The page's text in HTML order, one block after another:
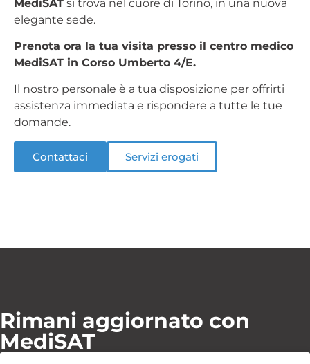
MediSAT si trova nel cuore di Torino, in una nuova
elegante sede.
Prenota ora la tua visita presso il centro medico
MediSAT in Corso Umberto 4/E.
Il nostro personale è a tua disposizione per offrirti
assistenza immediata e rispondere a tutte le tue
domande.
Contattaci Servizi erogati
Rimani aggiornato con
MediSAT